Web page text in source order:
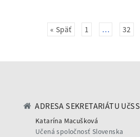
« Späť 1 … 32
ADRESA SEKRETARIÁTU UčSS
Katarína Macušková
Učená spoločnosť Slovenska